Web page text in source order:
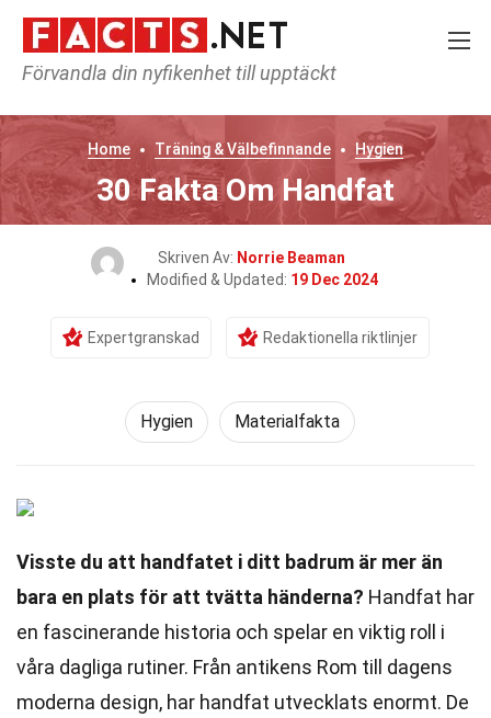
Förvandla din nyfikenhet till upptäckt
Home Träning & Välbefinnande Hygien
30 Fakta Om Handfat
Skriven Av: Norrie Beaman
Modified & Updated: 19 Dec 2024
Expertgranskad Redaktionella riktlinjer
Hygien Materialfakta
Visste du att handfatet i ditt badrum är mer än
bara en plats för att tvätta händerna? Handfat har
en fascinerande historia och spelar en viktig roll i
våra dagliga rutiner. Från antikens Rom till dagens
moderna design, har handfat utvecklats enormt. De